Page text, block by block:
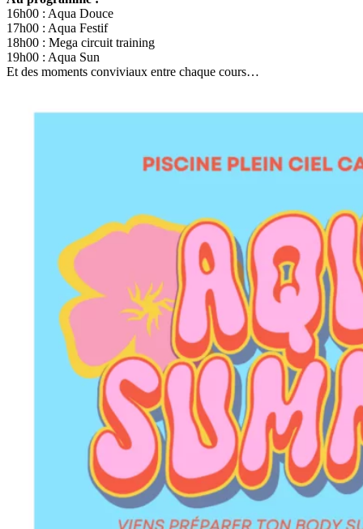
16h00 : Aqua Douce
17h00 : Aqua Festif
18h00 : Mega circuit training
19h00 : Aqua Sun
Et des moments conviviaux entre chaque cours…